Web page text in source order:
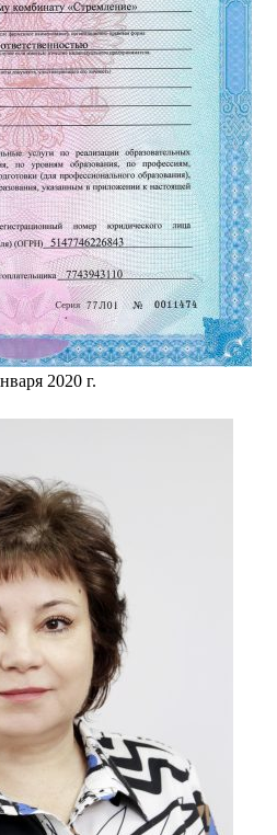
2020 г.